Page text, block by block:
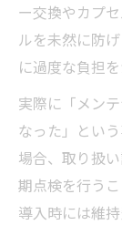
ー交換やカプ
ルを未然に防
に過度な負担
実際に「メン
なった」とい
場合、取り扱
期点検を行う
導入時には維